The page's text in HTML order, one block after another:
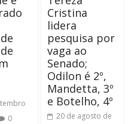
0
Cristina
lidera
pesquisa por
vaga ao
Senado;
Odilon é 2º,
Mandetta, 3º
e Botelho, 4º
20 de agosto de